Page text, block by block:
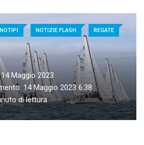
NOTIZIE FLASH REGATE
14 Maggio 2023
14 Maggio 2023 6:38
di lettura